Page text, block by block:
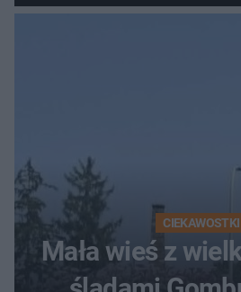
szczyt Gór
CIEKAWOSTKI
Mała wieś z